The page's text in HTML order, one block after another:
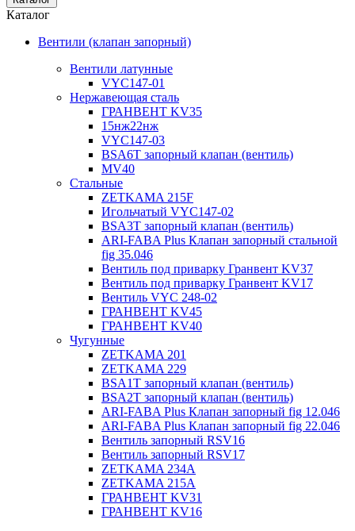
Каталог
Вентили (клапан запорный)
Вентили латунные
VYC147-01
Нержавеющая сталь
ГРАНВЕНТ KV35
15нж22нж
VYC147-03
BSA6T запорный клапан (вентиль)
MV40
Стальные
ZETKAMA 215F
Игольчатый VYC147-02
BSA3T запорный клапан (вентиль)
ARI-FABA Plus Клапан запорный стальной
fig 35.046
Вентиль под приварку Гранвент KV37
Вентиль под приварку Гранвент KV17
Вентиль VYC 248-02
ГРАНВЕНТ KV45
ГРАНВЕНТ KV40
Чугунные
ZETKAMA 201
ZETKAMA 229
BSA1T запорный клапан (вентиль)
BSA2T запорный клапан (вентиль)
ARI-FABA Plus Клапан запорный fig 12.046
ARI-FABA Plus Клапан запорный fig 22.046
Вентиль запорный RSV16
Вентиль запорный RSV17
ZETKAMA 234A
ZETKAMA 215A
ГРАНВЕНТ KV31
ГРАНВЕНТ KV16